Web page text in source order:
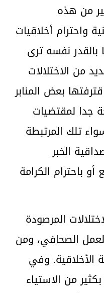
من هذه
واحترام أخلاقيات
بالقدر نفسه ترى
من الاختلالات
بعض المنابر
جدا لمقتضيات
تلك المرتبطة
الخبر
باحترام الكرامة
المرصودة
الصحافي، ومن
الأخلاقية. وفي
من الاستياء